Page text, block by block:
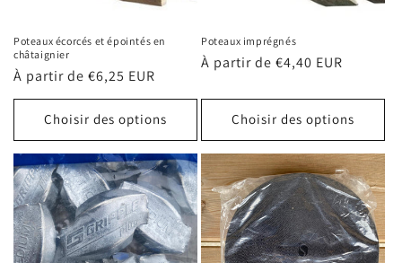
Poteaux écorcés et épointés en
châtaignier
Prix
habituel
À partir de €6,25 EUR
Choisir des options
Poteaux imprégnés
Prix
À partir de €4,40 EUR
Choisir des options